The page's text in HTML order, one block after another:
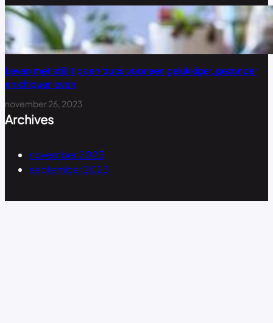
Leven met stijl: tips en trucs voor een gelukkiger, gezonder
en chiquer leven
november 26, 2023
Archives
november 2023
september 2023